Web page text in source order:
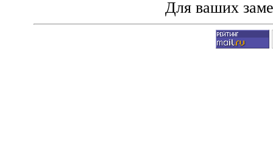
Для ваших